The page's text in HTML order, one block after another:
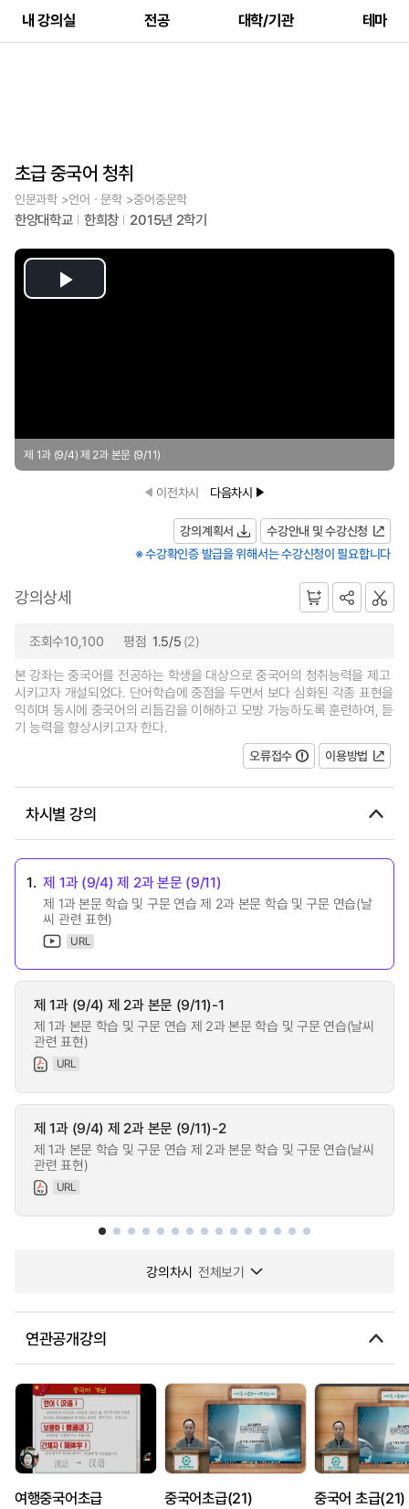
내 강의실 전공 대학/기관 테마
초급 중국어 청취
인문과학 >언어ㆍ문학 >중어중문학
한양대학교 한희창 2015년 2학기
Play
제 1과 (9/4) 제 2과 본문 (9/11)
이전차시 다음차시
강의계획서
수강안내 및 수강신청
※ 수강확인증 발급을 위해서는 수강신청이 필요합니다
강의상세
조회수10,100 평점 1.5/5 (2)
본 강좌는 중국어를 전공하는 학생을 대상으로 중국어의 청취능력을 제고
시키고자 개설되었다. 단어학습에 중점을 두면서 보다 심화된 각종 표현을
익히며 동시에 중국어의 리듬감을 이해하고 모방 가능하도록 훈련하여, 듣
기 능력을 향상시키고자 한다.
오류접수
이용방법
차시별 강의
1. 제 1과 (9/4) 제 2과 본문 (9/11)
제 1과 본문 학습 및 구문 연습 제 2과 본문 학습 및 구문 연습(날
씨 관련 표현)
URL
제 1과 (9/4) 제 2과 본문 (9/11)-1
제 1과 본문 학습 및 구문 연습 제 2과 본문 학습 및 구문 연습(날씨
관련 표현)
URL
제 1과 (9/4) 제 2과 본문 (9/11)-2
제 1과 본문 학습 및 구문 연습 제 2과 본문 학습 및 구문 연습(날씨
관련 표현)
URL
강의차시 전체보기
연관공개강의
여행중국어초급 중국어초급(21) 중국어 초급(21)